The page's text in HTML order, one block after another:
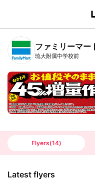
B
n
T
ファミリーマー
琉大附属中学校前
Flyers(14)
Latest flyers